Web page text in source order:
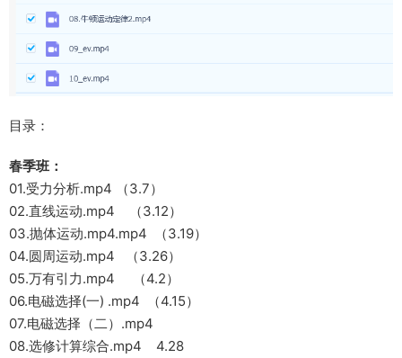
目录：
春季班：
01.受力分析.mp4 （3.7）
02.直线运动.mp4 （3.12）
03.抛体运动.mp4.mp4 （3.19）
04.圆周运动.mp4 （3.26）
05.万有引力.mp4 （4.2）
06.电磁选择(一) .mp4 （4.15）
07.电磁选择（二）.mp4
08.选修计算综合.mp4 4.28